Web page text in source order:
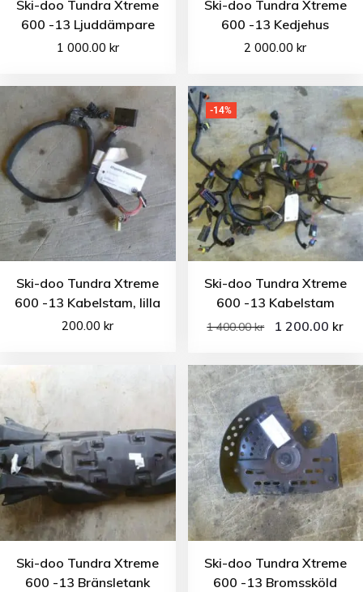
Ski-doo Tundra Xtreme
600 -13 Ljuddämpare
1 000.00 kr
Ski-doo Tundra Xtreme
600 -13 Kedjehus
2 000.00kr
Ski-doo Tundra Xtreme
600 -13 Kabelstam, lilla
200.00kr
-14%
Ski-doo Tundra Xtreme
600 -13 Kabelstam
1 400.00kr 1 200.00 kr
Ski-doo Tundra Xtreme
600 -13 Bränsletank
Ski-doo Tundra Xtreme
600 -13 Bromssköld